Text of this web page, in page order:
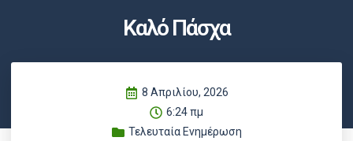
Καλό Πάσχα
8 Απριλίου, 2026
6:24 πμ
Τελευταία Ενημέρωση